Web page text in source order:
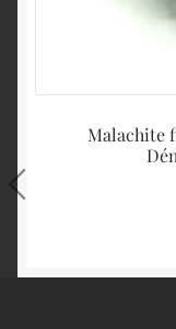
Malachite